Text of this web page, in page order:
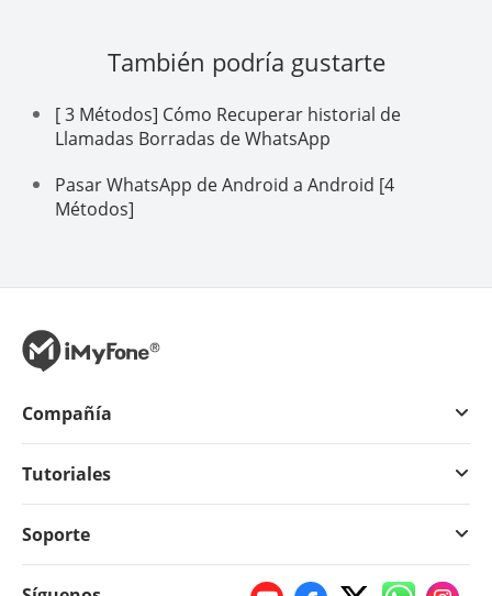
También podría gustarte
[ 3 Métodos] Cómo Recuperar historial de
Llamadas Borradas de WhatsApp
Pasar WhatsApp de Android a Android [4
Métodos]
Compañía
Tutoriales
Soporte